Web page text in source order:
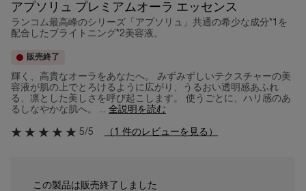
アプソリュ プレミアムオーラ エッセンス
ランコム最高峰のシリーズ「アプソリュ」共通の希少な成分*1を
配合したブライトニング*2美容液。
販売終了
輝く、高貴なオーラをあなたへ。 みずみずしいテクスチャーの美
容液が肌の上でとろけるように広がり、うるおい透明感あふれ
る、凛とした美しさを呼び起こします。 使うごとに、ハリ感のあ
るしなやかな肌へ。 ... 全説明を読む
5/5 （1 件のレビューを見る）
この製品は販売終了しました